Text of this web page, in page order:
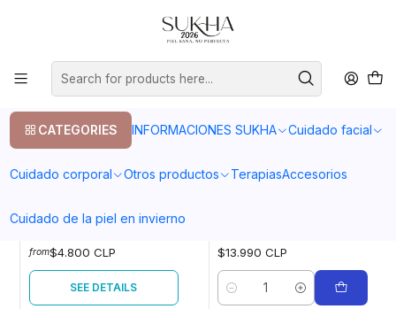
CATEGORIES INFORMACIONES SUKHA Cuidado facial
Cuidado corporal Otros productos TerapiasAccesorios
Cuidado de la piel en invierno
20% en tu primera compra con el codigo COMPRA1
Out of stock
Aceite de ricino
from$4.800 CLP
SEE DETAILS
$13.990 CLP
Quantity